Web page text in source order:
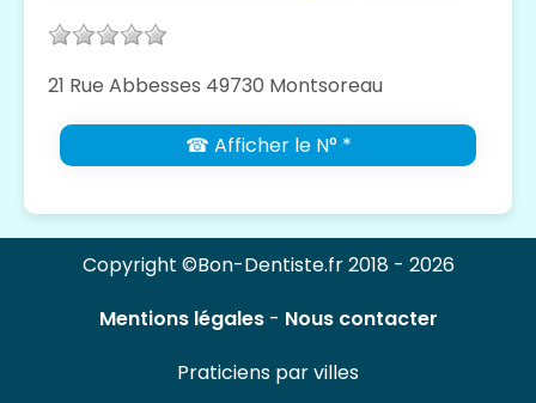
21 Rue Abbesses 49730 Montsoreau
☎ Afficher le N° *
Copyright ©Bon-Dentiste.fr 2018 - 2026
Mentions légales- Nous contacter
Praticiens par villes